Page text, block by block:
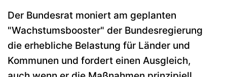
Der Bundesrat moniert am geplanten
"Wachstumsbooster" der Bundesregierung
die erhebliche Belastung für Länder und
Kommunen und fordert einen Ausgleich,